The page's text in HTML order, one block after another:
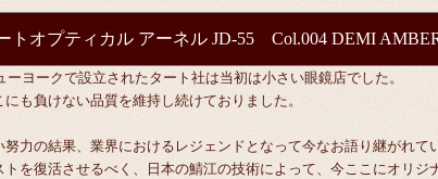
トオプティカル アーネル JD-55 Col.004 DEMI
ーヨークで設立されたタート社は当初は小さい眼鏡店でした。
にも負けない品質を維持し続けておりました。
努力の結果、業界におけるレジェンドとなって今なお語り継がれ
トを復活させるべく、日本の鯖江の技術によって、今ここにオリジ